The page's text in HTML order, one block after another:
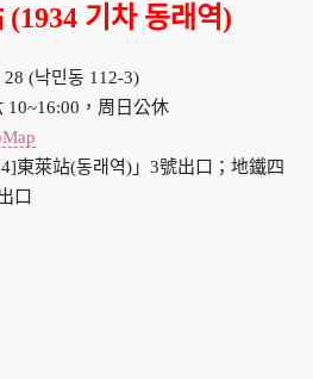
기차 동래역)
(낙민동 112-3)
10~16:00，周日公休
東萊站(동래역)」3號出口；地鐵四
口